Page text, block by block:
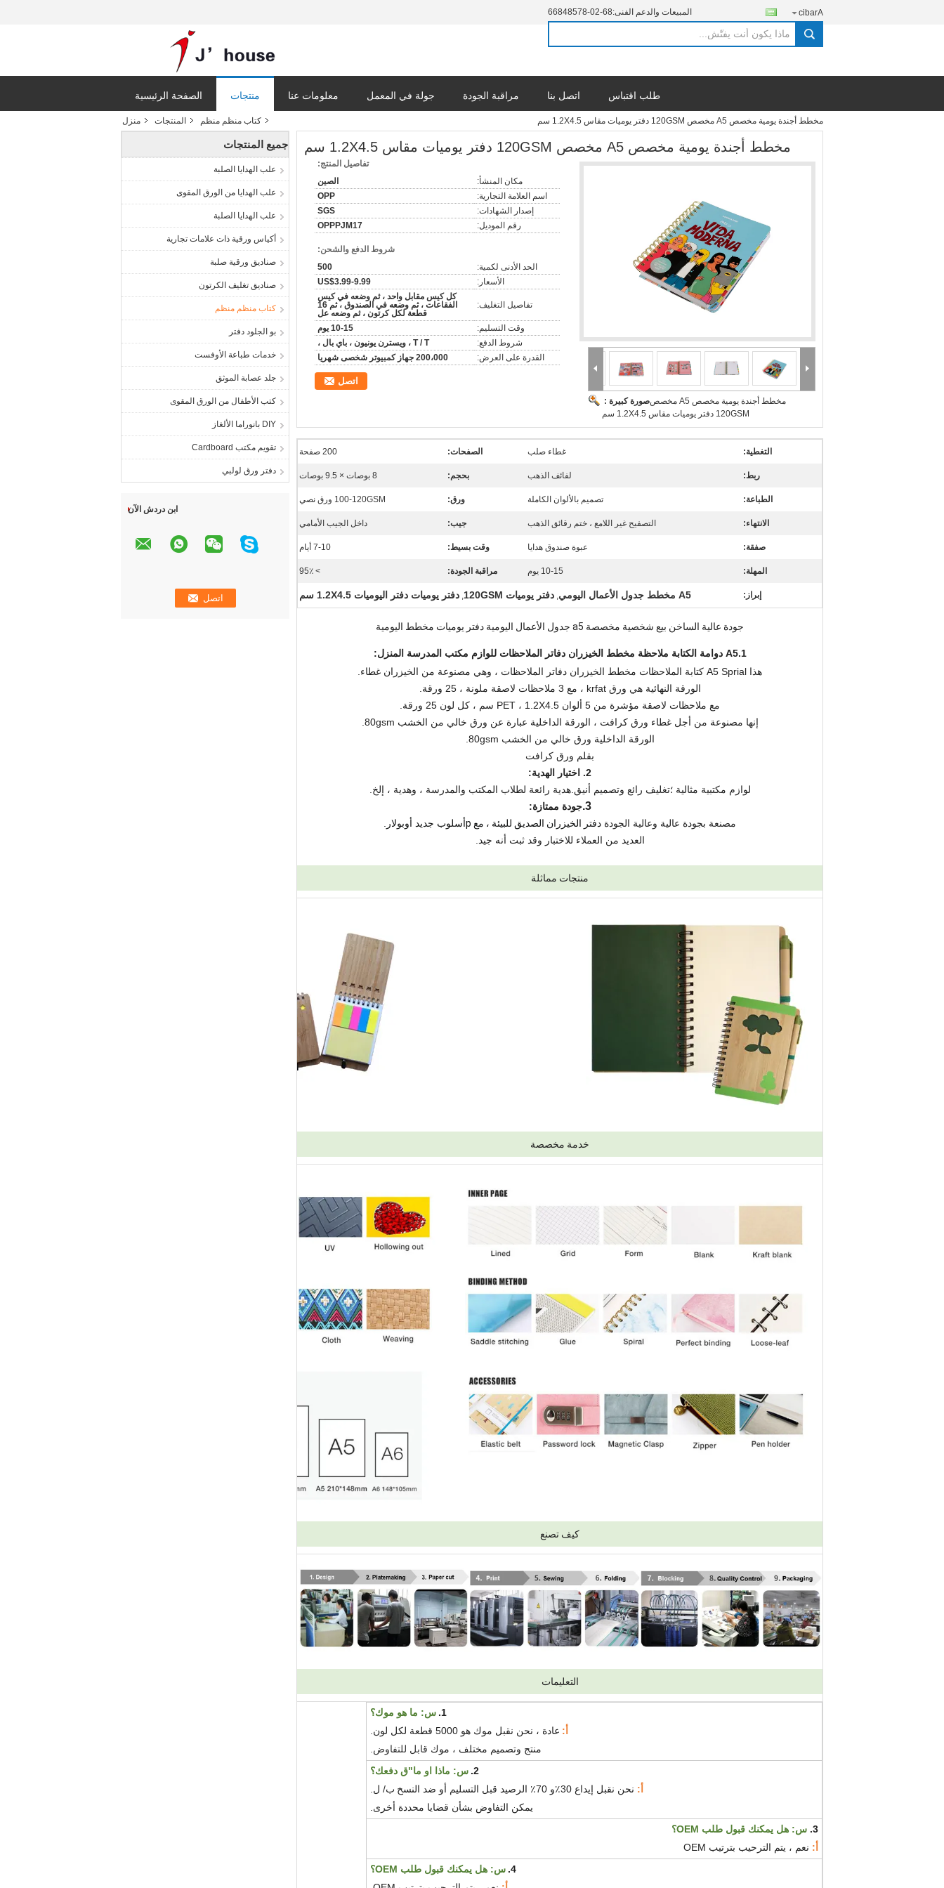
المبيعات والدعم الفنى:86-20-87584866 Arabic
search
الصفحة الرئيسية منتجات معلومات عنا جولة في المعمل مراقبة الجودة اتصل بنا طلب اقتباس
منزل المنتجات كتاب منظم منظم مخطط أجندة يومية مخصص A5 مخصص 120GSM دفتر يوميات مقاس 1.2X4.5 سم
جميع المنتجات
علب الهدايا الصلبة
علب الهدايا من الورق المقوى
علب الهدايا الصلبة
أكياس ورقية ذات علامات تجارية
صناديق ورقية صلبة
صناديق تغليف الكرتون
كتاب منظم منظم
بو الجلود دفتر
خدمات طباعة الأوفست
جلد عصابة الموثق
كتب الأطفال من الورق المقوى
DIY بانوراما الألغاز
تقويم مكتب Cardboard
دفتر ورق لولبي
ابن دردش الآن
مخطط أجندة يومية مخصص A5 مخصص 120GSM دفتر يوميات مقاس 1.2X4.5 سم
صورة كبيرة :مخطط أجندة يومية مخصص A5 مخصص
120GSM دفتر يوميات مقاس 1.2X4.5 سم
تفاصيل المنتج:
مكان المنشأ:
الصين
اسم العلامة التجارية:
OPP
إصدار الشهادات:
SGS
رقم الموديل:
OPPPJM17
شروط الدفع والشحن:
الحد الأدنى لكمية:
500
الأسعار:
US$3.99-9.99
تفاصيل التغليف:
كل كيس مقابل واحد ، ثم وضعه في كيس
الفقاعات ، ثم وضعه في الصندوق ، ثم 16
قطعة لكل كرتون ، ثم وضعه عل
وقت التسليم:
10-15 يوم
شروط الدفع:
T / T ، ويسترن يونيون ، باي بال ،
القدرة على العرض:
200،000 جهاز كمبيوتر شخصى شهريا
اتصل
التغطية: غطاء صلب الصفحات: 200 صفحة
ربط: لفائف الذهب بحجم: 8 بوصات × 9.5 بوصات
الطباعة: تصميم بالألوان الكاملة ورق: 100-120GSM ورق نصي
الانتهاء: التصفيح غير اللامع ، ختم رقائق الذهب جيب: داخل الجيب الأمامي
صفقة: عبوة صندوق هدايا وقت بسيط: 7-10 أيام
المهلة: 10-15 يوم مراقبة الجودة: > 95٪
إبراز: A5 مخطط جدول الأعمال اليومي , دفتر يوميات 120GSM , دفتر يوميات دفتر اليوميات 1.2X4.5 سم
جودة عالية الساخن بيع شخصية مخصصة a5 جدول الأعمال اليومية دفتر يوميات مخطط اليومية
1. A5 دوامة الكتابة ملاحظة مخطط الخيزران دفاتر الملاحظات للوازم مكتب المدرسة المنزل
:
هذا A5 Sprial كتابة الملاحظات مخطط الخيزران دفاتر الملاحظات ، وهي مصنوعة من الخيزران غطاء.
الورقة النهائية هي ورق krfat ، مع 3 ملاحظات لاصقة ملونة ، 25 ورقة.
مع ملاحظات لاصقة مؤشرة من 5 ألوان PET ، 1.2X4.5 سم ، كل لون 25 ورقة.
إنها مصنوعة من أجل غطاء ورق كرافت ، الورقة الداخلية عبارة عن ورق خالي من الخشب 80gsm.
الورقة الداخلية ورق خالي من الخشب 80gsm.
بقلم ورق كرافت
2. اختيار الهدية:
لوازم مكتبية مثالية ؛تغليف رائع وتصميم أنيق.هدية رائعة لطلاب المكتب والمدرسة ، وهدية ، إلخ.
3. جودة ممتازة:
مصنعة بجودة عالية وعالية الجودة دفتر الخيزران الصديق للبيئة ، مع p
أسلوب جديد أوبولار.
العديد من العملاء للاختبار وقد ثبت أنه جيد.
منتجات مماثلة
خدمة مخصصة
كيف تصنع
التعليمات
1. س: ما هو موك؟
أ: عادة ، نحن نقبل موك هو 5000 قطعة لكل لون.
منتج وتصميم مختلف ، موك قابل للتفاوض
2. س: ماذا او ما"ق دفعك؟
أ: نحن نقبل إيداع 30٪ و 70٪ الرصيد قبل التسليم أو ضد النسخ ب/ ل.
يمكن التفاوض بشأن قضايا محددة أخرى.
3. س: هل يمكنك قبول طلب OEM؟
أ: نعم ، يتم الترحيب بترتيب OEM
4. س: هل يمكنك قبول طلب OEM؟